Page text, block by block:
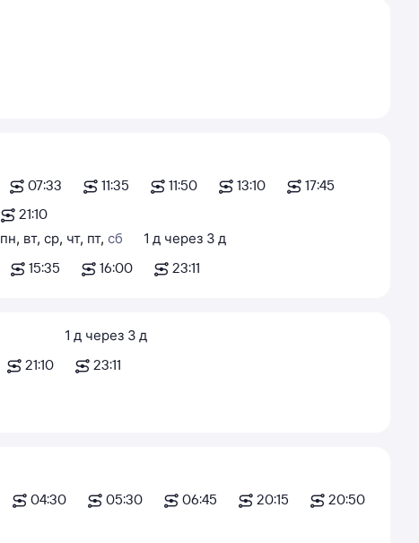
07:33 11:35 11:50 13:10
17:45
21:10
пн, вт, ср, чт, пт, сб
15:35
16:00
1 д через 3 д
23:11
21:10
1 д через 3 д
23:11
04:30 05:30 06:45 20:15
20:50